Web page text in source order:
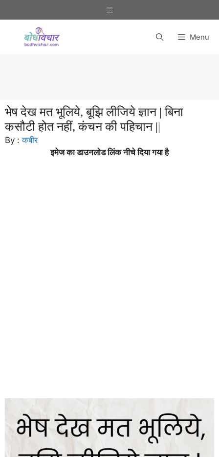
to
Menu
Menu
भेष देख मत भूलिये, बूझि लीजिये ज्ञान | बिना
कसौटी होत नहीं, कंचन की पहिचान ||
By :कबीर
इमेज का डाउनलोड लिंक नीचे दिया गया है